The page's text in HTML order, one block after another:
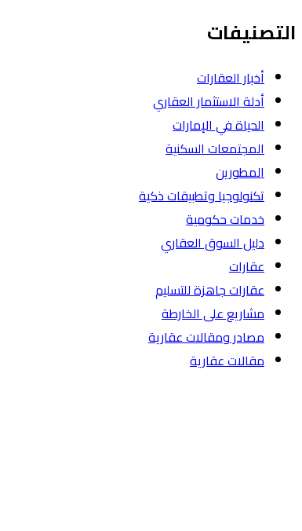
التصنيفات
أخبار العقارات
أدلة الاستثمار العقاري
الحياة في الإمارات
المجتمعات السكنية
المطورين
تكنولوجيا وتطبيقات ذكية
خدمات حكومية
دليل السوق العقاري
عقارات
عقارات جاهزة للتسليم
مشاريع على الخارطة
مصادر ومقالات عقارية
مقالات عقارية